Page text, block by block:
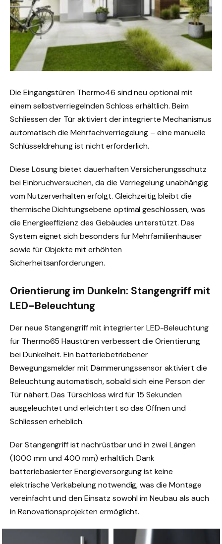
Die Eingangstüren Thermo46 sind neu optional mit
einem selbstverriegelnden Schloss erhältlich. Beim
Schliessen der Tür aktiviert der integrierte Mechanismus
automatisch die Mehrfachverriegelung – eine manuelle
Schlüsseldrehung ist nicht erforderlich.
Diese Lösung bietet dauerhaften Versicherungsschutz
bei Einbruchversuchen, da die Verriegelung unabhängig
vom Nutzerverhalten erfolgt. Gleichzeitig bleibt die
thermische Dichtungsebene optimal geschlossen, was
die Energieeffizienz des Gebäudes unterstützt. Das
System eignet sich besonders für Mehrfamilienhäuser
sowie für Objekte mit erhöhten
Sicherheitsanforderungen.
Orientierung im Dunkeln: Stangengriff mit
LED-Beleuchtung
Der neue Stangengriff mit integrierter LED-Beleuchtung
für Thermo65 Haustüren verbessert die Orientierung
bei Dunkelheit. Ein batteriebetriebener
Bewegungsmelder mit Dämmerungssensor aktiviert die
Beleuchtung automatisch, sobald sich eine Person der
Tür nähert. Das Türschloss wird für 15 Sekunden
ausgeleuchtet und erleichtert so das Öffnen und
Schliessen erheblich.
Der Stangengriff ist nachrüstbar und in zwei Längen
(1000 mm und 400 mm) erhältlich. Dank
batteriebasierter Energieversorgung ist keine
elektrische Verkabelung notwendig, was die Montage
vereinfacht und den Einsatz sowohl im Neubau als auch
in Renovationsprojekten ermöglicht.